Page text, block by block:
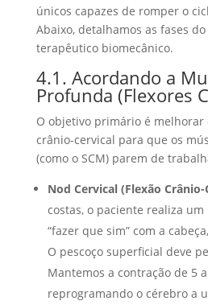
únicos capazes de romper o
Abaixo, detalhamos as fases
terapêutico biomecânico.
4.1. Acordando a
Profunda (Flexores
O objetivo primário é
crânio-cervical para que os
(como o SCM) parem de
Nod Cervical (Flexão Crânio-
costas, o paciente realiza
“fazer que sim” com a
O pescoço superficial deve
Mantemos a contração de 5
reprogramando o cérebro a